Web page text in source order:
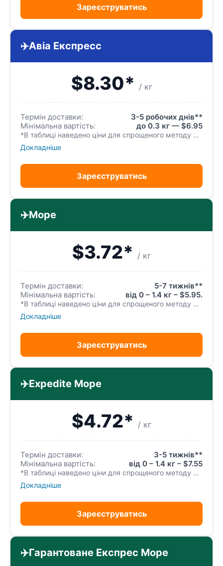
Зареєструватись
✈️Авіа Експресс
$8.30* / кг
Термін доставки:
3-5 робочих днів**
Мінімальна вартість:
до 0.3 кг — $6.95
*В таблиці наведено ціни для спрощеного методу реєстрації посилки. Спрощений метод найкраще використовувати для відправки одного замовлення. Одне вхідне замовлення=одна вихідна посилка. Немає можливості консолідувати (об’єднувати) та розконсолідувати (розділяти) ваші замовлення, а також неможливо замовляти додаткові послуги. Після отримання ми відправляємо вхідне замовлення без перепакування.
Докладніше
Зареєструватись
✈️Море
$3.72* / кг
Термін доставки:
5-7 тижнів**
Мінімальна вартість:
від 0 – 1.4 кг – $5.95.
*В таблиці наведено ціни для спрощеного методу реєстрації посилки. Спрощений метод найкраще використовувати для відправки одного замовлення. Одне вхідне замовлення=одна вихідна посилка. Немає можливості консолідувати (об’єднувати) та розконсолідувати (розділяти) ваші замовлення, а також неможливо замовляти додаткові послуги. Після отримання ми відправляємо вхідне замовлення без перепакування.
Докладніше
Зареєструватись
✈️Expedite Море
$4.72* / кг
Термін доставки:
3-5 тижнів**
Мінімальна вартість:
від 0 – 1.4 кг – $7.55
*В таблиці наведено ціни для спрощеного методу реєстрації посилки. Спрощений метод найкраще використовувати для відправки одного замовлення. Одне вхідне замовлення=одна вихідна посилка. Немає можливості консолідувати (об’єднувати) та розконсолідувати (розділяти) ваші замовлення, а також неможливо замовляти додаткові послуги. Після отримання ми відправляємо вхідне замовлення без перепакування.
Докладніше
Зареєструватись
✈️Гарантоване Експрес Море